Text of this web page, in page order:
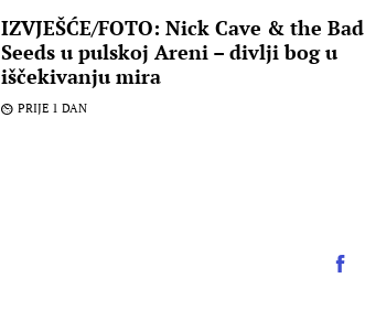
IZVJEŠĆE/FOTO: Nick Cave & the Bad
Seeds u pulskoj Areni – divlji bog u
iščekivanju mira
PRIJE 1 DAN